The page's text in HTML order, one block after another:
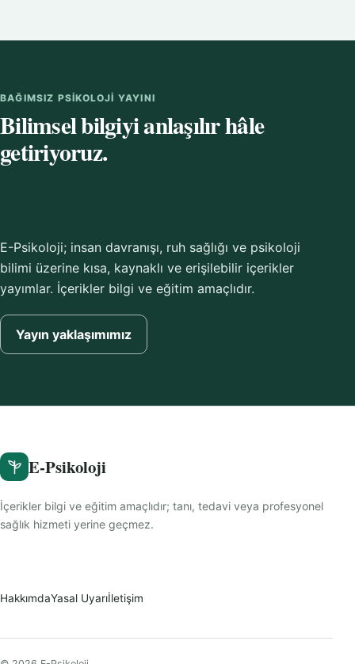
BAĞIMSIZ PSIKOLOJI YAYINI
Bilimsel bilgiyi anlaşılır hâle
getiriyoruz.
E-Psikoloji; insan davranışı, ruh sağlığı ve psikoloji
bilimi üzerine kısa, kaynaklı ve erişilebilir içerikler
yayımlar. İçerikler bilgi ve eğitim amaçlıdır.
Yayın yaklaşımımız
E-Psikoloji
İçerikler bilgi ve eğitim amaçlıdır; tanı, tedavi veya profesyonel
sağlık hizmeti yerine geçmez.
HakkımdaYasal Uyarıİletişim